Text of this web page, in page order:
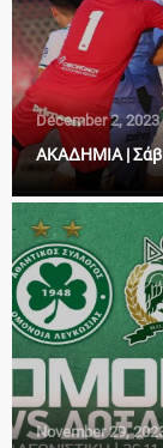
December 2, 2023
ΑΚΑΔΗΜΙΑ |
November 29,